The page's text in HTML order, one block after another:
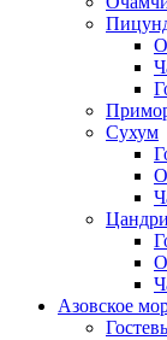
Сухум
Азовское